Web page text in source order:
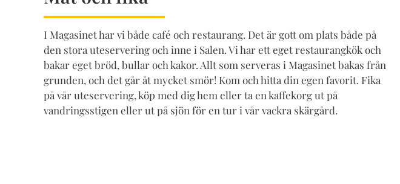
I Magasinet har vi både café och restaurang. Det är gott om plats både på
den stora uteservering och inne i Salen. Vi har ett eget restaurangkök och
bakar eget bröd, bullar och kakor. Allt som serveras i Magasinet bakas från
grunden, och det går åt mycket smör! Kom och hitta din egen favorit. Fika
på vår uteservering, köp med dig hem eller ta en kaffekorg ut på
vandringsstigen eller ut på sjön för en tur i vår vackra skärgård.